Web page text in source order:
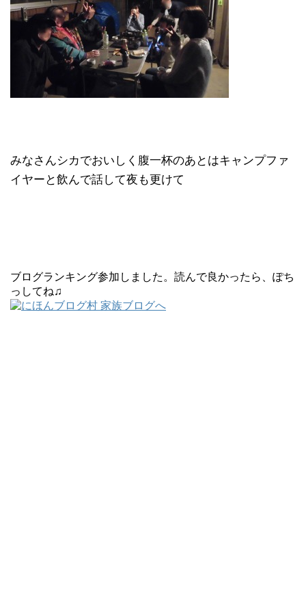
みなさんシカでおいしく腹一杯のあとはキャンプファ
イヤーと飲んで話して夜も更けて
ブログランキング参加しました。読んで良かったら、ぽち
っしてね♫